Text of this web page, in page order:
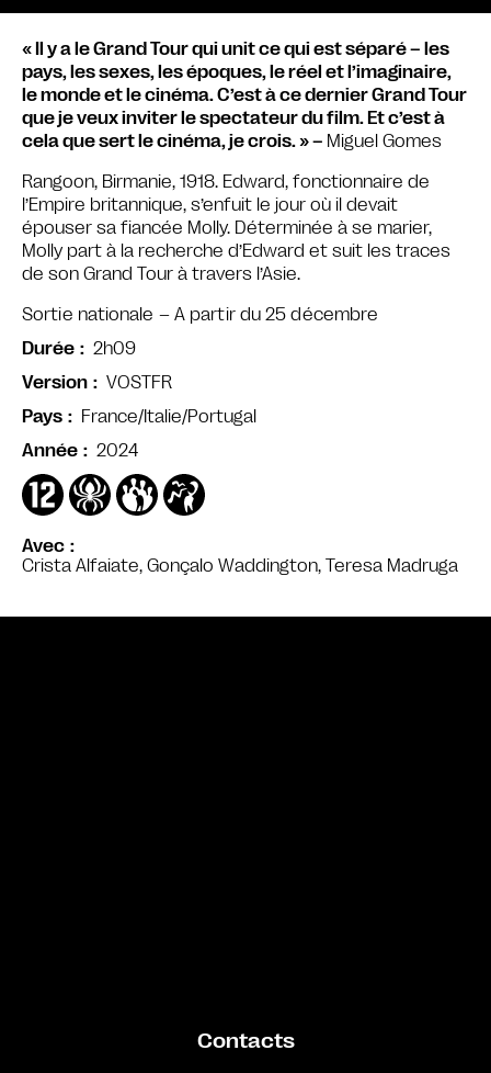
Avec
Crista Alfaiate, Gonçalo Waddington, Teresa Madruga
« Il y a le Grand Tour qui unit ce qui est séparé – les
pays, les sexes, les époques, le réel et l’imaginaire,
le monde et le cinéma. C’est à ce dernier Grand Tour
que je veux inviter le spectateur du film. Et c’est à
cela que sert le cinéma, je crois. » – Miguel Gomes
Rangoon, Birmanie, 1918. Edward, fonctionnaire de
l’Empire britannique, s’enfuit le jour où il devait
épouser sa fiancée Molly. Déterminée à se marier,
Molly part à la recherche d’Edward et suit les traces
de son Grand Tour à travers l’Asie.
Sortie nationale – A partir du 25 décembre
Durée
2h09
Version
VOSTFR
Pays
France/Italie/Portugal
Année
2024
Contacts